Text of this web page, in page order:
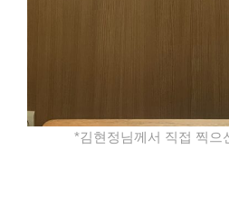
*김현정님께서 직접 찍으